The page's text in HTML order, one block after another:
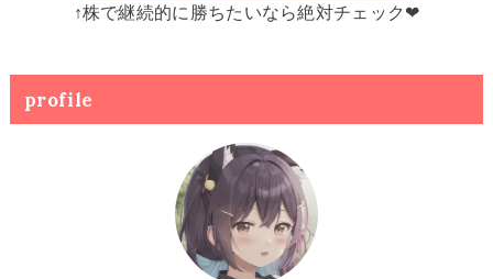
↑株で継続的に勝ちたいなら絶対チェック❤
profile